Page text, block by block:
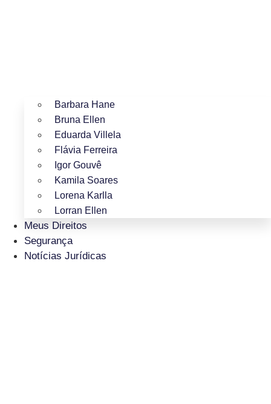
Barbara Hane
Bruna Ellen
Eduarda Villela
Flávia Ferreira
Igor Gouvê
Kamila Soares
Lorena Karlla
Lorran Ellen
Meus Direitos
Segurança
Notícias Jurídicas